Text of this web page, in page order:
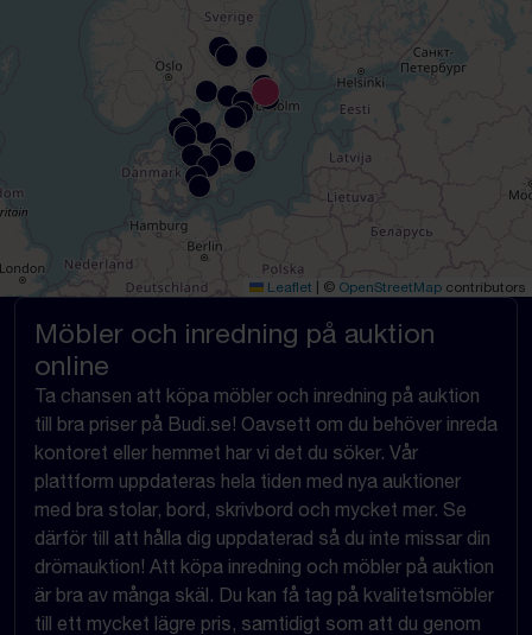
Leaflet © OpenStreetMap contributors
Möbler och inredning på auktion
online
Ta chansen att köpa möbler och inredning på auktion
till bra priser på Budi.se! Oavsett om du behöver inreda
kontoret eller hemmet har vi det du söker. Vår
plattform uppdateras hela tiden med nya auktioner
med bra stolar, bord, skrivbord och mycket mer. Se
därför till att hålla dig uppdaterad så du inte missar din
drömauktion! Att köpa inredning och möbler på auktion
är bra av många skäl. Du kan få tag på kvalitetsmöbler
till ett mycket lägre pris, samtidigt som att du genom